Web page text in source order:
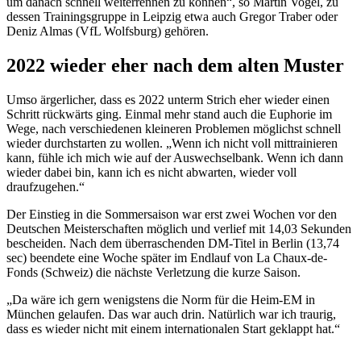
dessen Trainingsgruppe in Leipzig etwa auch Gregor Traber oder
Deniz Almas (VfL Wolfsburg) gehören.
2022 wieder eher nach dem alten Muster
Umso ärgerlicher, dass es 2022 unterm Strich eher wieder einen
Schritt rückwärts ging. Einmal mehr stand auch die Euphorie im
Wege, nach verschiedenen kleineren Problemen möglichst schnell
wieder durchstarten zu wollen. „Wenn ich nicht voll mittrainieren
kann, fühle ich mich wie auf der Auswechselbank. Wenn ich dann
wieder dabei bin, kann ich es nicht abwarten, wieder voll
draufzugehen.“
Der Einstieg in die Sommersaison war erst zwei Wochen vor den
Deutschen Meisterschaften möglich und verlief mit 14,03 Sekunden
bescheiden. Nach dem überraschenden DM-Titel in Berlin (13,74
sec) beendete eine Woche später im Endlauf von La Chaux-de-
Fonds (Schweiz) die nächste Verletzung die kurze Saison.
„Da wäre ich gern wenigstens die Norm für die Heim-EM in
München gelaufen. Das war auch drin. Natürlich war ich traurig,
dass es wieder nicht mit einem internationalen Start geklappt hat.“